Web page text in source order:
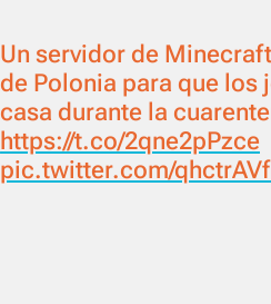
Un servidor de
de Polonia para que los
casa durante la
https://t.co/2qne2pPzce
pic.twitter.com/